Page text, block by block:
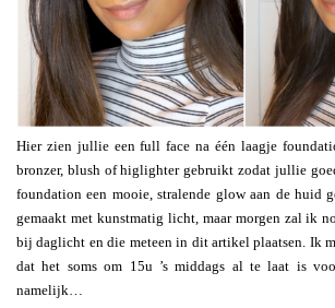
Hier zien jullie een full face na één laagje
bronzer, blush of higlighter gebruikt zodat jullie
foundation een mooie, stralende glow aan de huid
gemaakt met kunstmatig licht, maar morgen zal ik
bij daglicht en die meteen in dit artikel plaatsen. Ik
dat het soms om 15u ’s middags al te laat is
namelijk…